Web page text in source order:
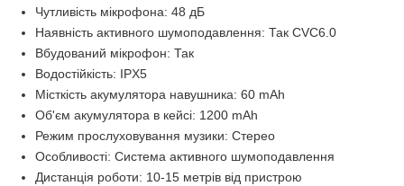
Чутливість мікрофона: 48 дБ
Наявність активного шумоподавлення: Так CVC6.0
Вбудований мікрофон: Так
Водостійкість: IPX5
Місткість акумулятора навушника: 60 ​​mAh
Об'єм акумулятора в кейсі: 1200 mAh
Режим прослуховування музики: Стерео
Особливості: Система активного шумоподавлення
Дистанція роботи: 10-15 метрів від пристрою